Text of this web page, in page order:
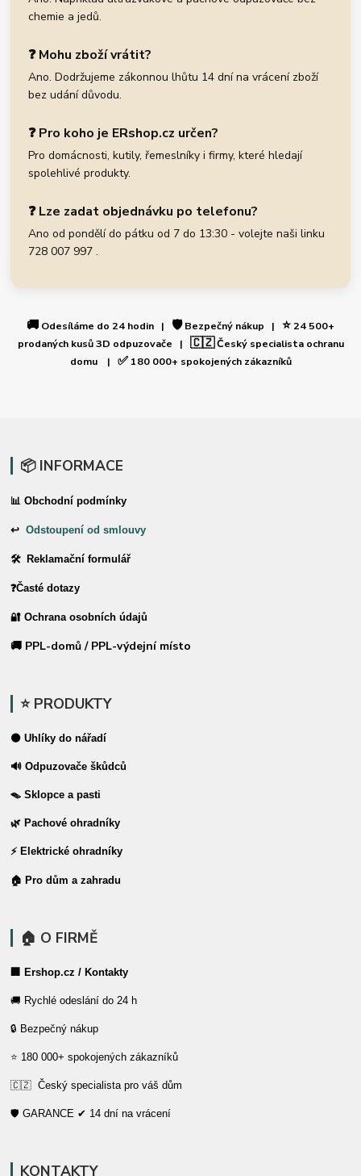
chemie a jedů.
❓ Mohu zboží vrátit?
Ano. Dodržujeme zákonnou lhůtu 14 dní na vrácení zboží
bez udání důvodu.
❓ Pro koho je ERshop.cz určen?
Pro domácnosti, kutily, řemeslníky i firmy, které hledají
spolehlivé produkty.
❓ Lze zadat objednávku po telefonu?
Ano od pondělí do pátku od 7 do 13:30 - volejte naši linku
728 007 997 .
🚚 Odesíláme do 24 hodin | 🛡️Bezpečný nákup | ⭐24 500+
prodaných kusů 3D odpuzovače | 🇨🇿Český specialista ochranu
domu | ✅180 000+ spokojených zákazníků
📦 INFORMACE
📊 Obchodní podmínky
↩Odstoupení od smlouvy
🛠 Reklamační formulář
❓Časté dotazy
🔐 Ochrana osobních údajů
🚚 PPL-domů / PPL-výdejní místo
⭐ PRODUKTY
⚫ Uhlíky do nářadí
🔊 Odpuzovače škůdců
🪤 Sklopce a pasti
🌿 Pachové ohradníky
⚡ Elektrické ohradníky
🏠 Pro dům a zahradu
🏠 O FIRMĚ
🏢 Ershop.cz / Kontakty
🚚 Rychlé odeslání do 24 h
🔒 Bezpečný nákup
⭐ 180 000+ spokojených zákazníků
🇨🇿 Český specialista pro váš dům
🛡️ GARANCE ✔ 14 dní na vrácení
KONTAKTY